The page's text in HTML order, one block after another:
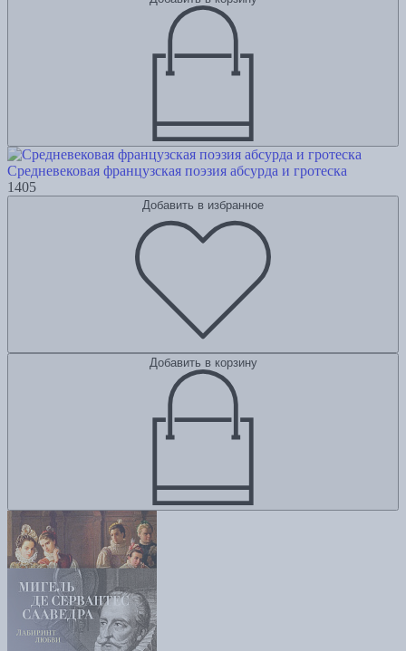
Средневековая французская поэзия абсурда и гротеска
1405
Добавить в избранное
Добавить в корзину